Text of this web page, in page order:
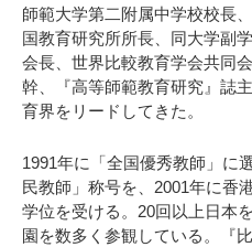
師範大学第二附属中学校校長
国教育研究所所長、同大学副
会長、世界比較教育学会共同
幹、『高等師範教育研究』誌
育界をリードしてきた。
1991年に「全国優秀教師」に
民教師」称号を、2001年に香
学位を受ける。20回以上日本
園を数多く参観している。『